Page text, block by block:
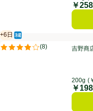
価格
￥258
吉野商店 ゆず大根 カット
+6日
賞味・消費期限保証：6日
冷蔵食品
(8)
評価は8件のレビューで5点
吉野商
200g (
価格
￥198